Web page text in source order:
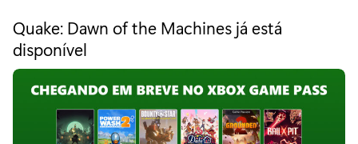
a
p
t
a
ç
e
g
o
Quake: Dawn of the Machines já está
disponível